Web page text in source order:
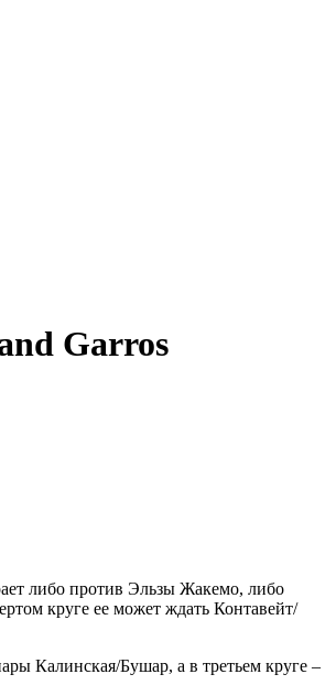
Garros
либо против Эльзы Жакемо, либо
круге ее может ждать Контавейт/
Калинская/Бушар, а в третьем круге –